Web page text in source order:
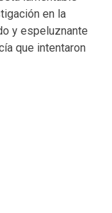
en la
y espeluznante
que intentaron